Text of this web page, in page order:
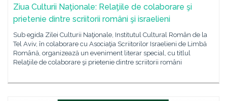
Ziua Culturii Naţionale: Relaţiile de colaborare şi
prietenie dintre scriitorii români şi israelieni
Sub egida Zilei Culturii Naţionale, Institutul Cultural Român de la
Tel Aviv, în colaborare cu Asociaţia Scriitorilor Israelieni de Limbă
Română, organizează un eveniment literar special, cu titlul
Relaţiile de colaborare şi prietenie dintre scriitorii români